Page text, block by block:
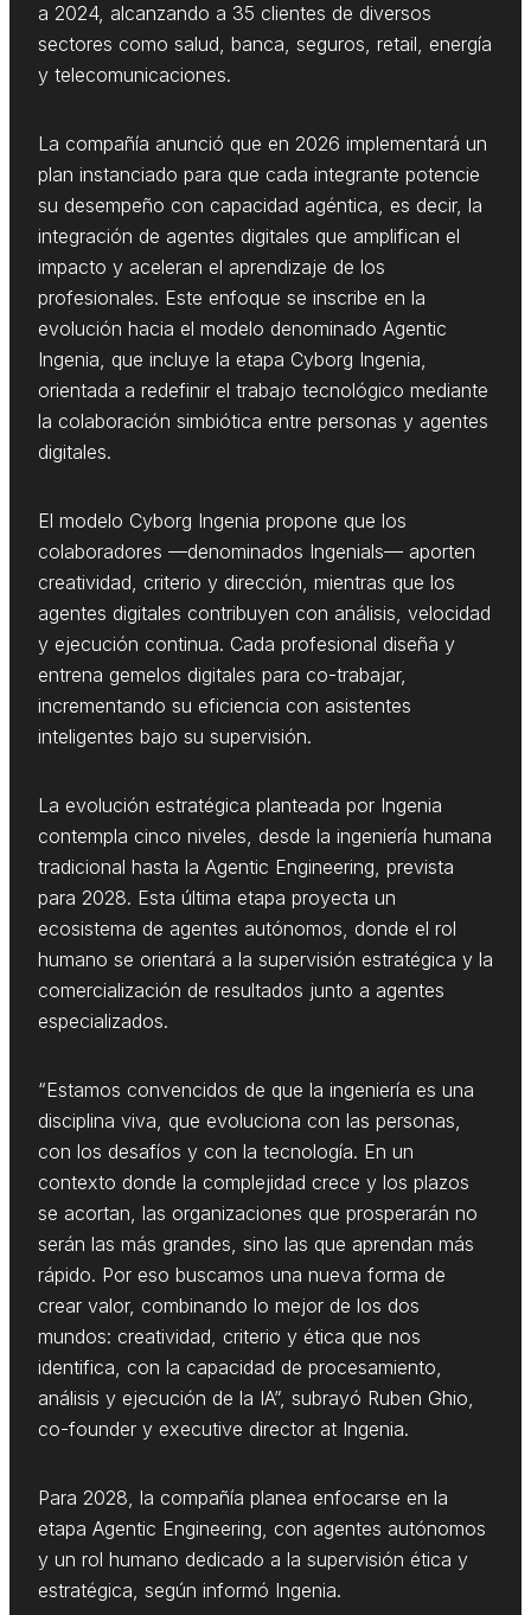
a 2024, alcanzando a 35 clientes de diversos
sectores como salud, banca, seguros, retail, energía
y telecomunicaciones.
La compañía anunció que en 2026 implementará un
plan instanciado para que cada integrante potencie
su desempeño con capacidad agéntica, es decir, la
integración de agentes digitales que amplifican el
impacto y aceleran el aprendizaje de los
profesionales. Este enfoque se inscribe en la
evolución hacia el modelo denominado Agentic
Ingenia, que incluye la etapa Cyborg Ingenia,
orientada a redefinir el trabajo tecnológico mediante
la colaboración simbiótica entre personas y agentes
digitales.
El modelo Cyborg Ingenia propone que los
colaboradores —denominados Ingenials— aporten
creatividad, criterio y dirección, mientras que los
agentes digitales contribuyen con análisis, velocidad
y ejecución continua. Cada profesional diseña y
entrena gemelos digitales para co-trabajar,
incrementando su eficiencia con asistentes
inteligentes bajo su supervisión.
La evolución estratégica planteada por Ingenia
contempla cinco niveles, desde la ingeniería humana
tradicional hasta la Agentic Engineering, prevista
para 2028. Esta última etapa proyecta un
ecosistema de agentes autónomos, donde el rol
humano se orientará a la supervisión estratégica y la
comercialización de resultados junto a agentes
especializados.
“Estamos convencidos de que la ingeniería es una
disciplina viva, que evoluciona con las personas,
con los desafíos y con la tecnología. En un
contexto donde la complejidad crece y los plazos
se acortan, las organizaciones que prosperarán no
serán las más grandes, sino las que aprendan más
rápido. Por eso buscamos una nueva forma de
crear valor, combinando lo mejor de los dos
mundos: creatividad, criterio y ética que nos
identifica, con la capacidad de procesamiento,
análisis y ejecución de la IA”, subrayó Ruben Ghio,
co-founder y executive director at Ingenia.
Para 2028, la compañía planea enfocarse en la
etapa Agentic Engineering, con agentes autónomos
y un rol humano dedicado a la supervisión ética y
estratégica, según informó Ingenia.